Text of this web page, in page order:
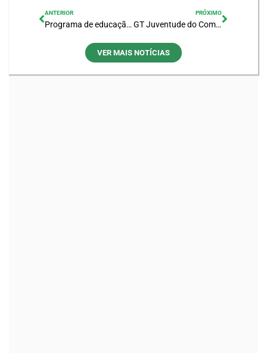
ANTERIOR
Programa de educação ambiental na comunidade quilombola de Benfica/Sobara, no município de Araruama
PRÓXIMO
GT Juventude do Comitê Lagos São João tem nova coordenadora
VER MAIS NOTÍCIAS